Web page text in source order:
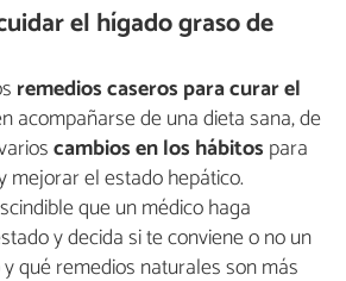
el hígado graso de
remedios caseros para curar el
acompañarse de una dieta sana, de
cambios en los hábitos para
mejorar el estado hepático.
que un médico haga
y decida si te conviene o no un
qué remedios naturales son más